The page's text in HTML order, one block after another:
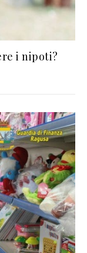
i nipoti?